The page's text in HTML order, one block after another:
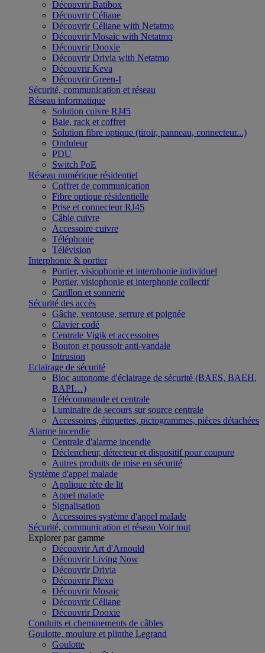
Découvrir Batibox
Découvrir Céliane
Découvrir Céliane with Netatmo
Découvrir Mosaic with Netatmo
Découvrir Dooxie
Découvrir Drivia with Netatmo
Découvrir Keva
Découvrir Green-I
Sécurité, communication et réseau
Réseau informatique
Solution cuivre RJ45
Baie, rack et coffret
Solution fibre optique (tiroir, panneau, connecteur...)
Onduleur
PDU
Switch PoE
Réseau numérique résidentiel
Coffret de communication
Fibre optique résidentielle
Prise et connecteur RJ45
Câble cuivre
Accessoire cuivre
Téléphonie
Télévision
Interphonie & portier
Portier, visiophonie et interphonie individuel
Portier, visiophonie et interphonie collectif
Carillon et sonnerie
Sécurité des accès
Gâche, ventouse, serrure et poignée
Clavier codé
Centrale Vigik et accessoires
Bouton et poussoir anti-vandale
Intrusion
Eclairage de sécurité
Bloc autonome d'éclairage de sécurité (BAES, BAEH,
BAPI…)
Télécommande et centrale
Luminaire de secours sur source centrale
Accessoires, étiquettes, pictogrammes, pièces détachées
Alarme incendie
Centrale d'alarme incendie
Déclencheur, détecteur et dispositif pour coupure
Autres produits de mise en sécurité
Système d'appel malade
Applique tête de lit
Appel malade
Signalisation
Accessoires système d'appel malade
Sécurité, communication et réseau Voir tout
Explorer par gamme
Découvrir Art d'Arnould
Découvrir Living Now
Découvrir Drivia
Découvrir Plexo
Découvrir Mosaic
Découvrir Céliane
Découvrir Dooxie
Conduits et cheminements de câbles
Goulotte, moulure et plinthe Legrand
Goulotte